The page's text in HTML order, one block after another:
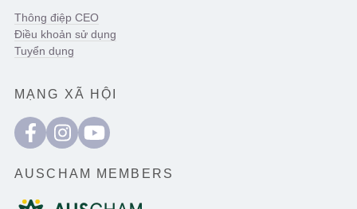
Thông điệp CEO
Điều khoản sử dụng
Tuyển dụng
MẠNG XÃ HỘI
AUSCHAM MEMBERS